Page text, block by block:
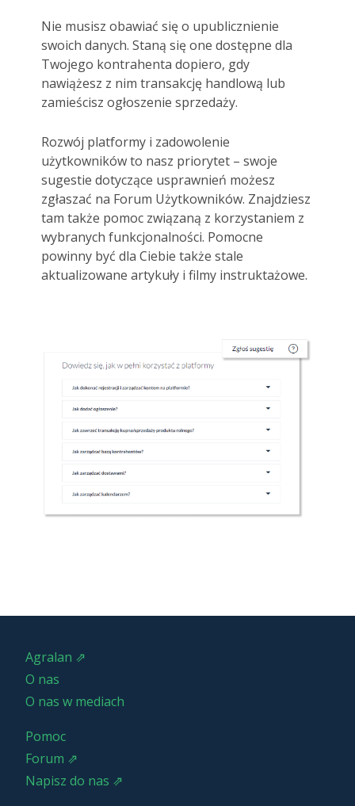
Nie musisz obawiać się o upublicznienie
swoich danych. Staną się one dostępne dla
Twojego kontrahenta dopiero, gdy
nawiążesz z nim transakcję handlową lub
zamieścisz ogłoszenie sprzedaży.
Rozwój platformy i zadowolenie
użytkowników to nasz priorytet – swoje
sugestie dotyczące usprawnień możesz
zgłaszać na Forum Użytkowników. Znajdziesz
tam także pomoc związaną z korzystaniem z
wybranych funkcjonalności. Pomocne
powinny być dla Ciebie także stale
aktualizowane artykuły i filmy instruktażowe.
Agralan ⇗
O nas
O nas w mediach
Pomoc
Forum ⇗
Napisz do nas ⇗